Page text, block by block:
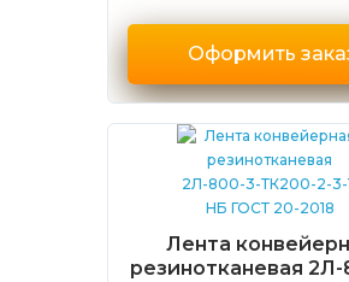
Оформить
Лента
резинотканевая 2Л-